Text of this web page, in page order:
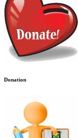
Donation